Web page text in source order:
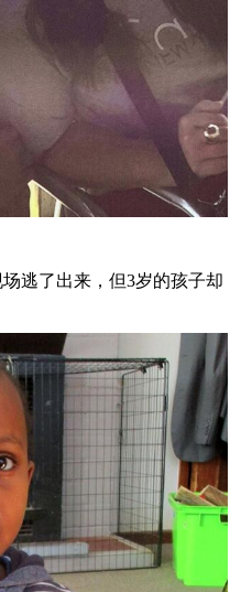
逃了出来，但3岁的孩子却